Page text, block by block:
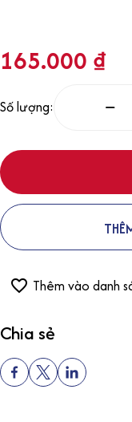
165.000 ₫
Số lượng:
Thêm vào danh
Chia sẻ